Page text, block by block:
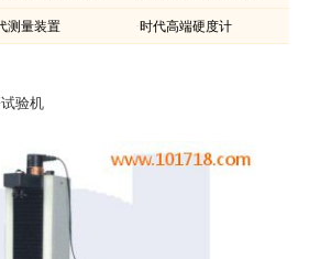
测量装置 ·时代高端硬度计
区-天津滨海开发区-秦皇岛经济开发区-太原经济开
经济开发区-北京时代集团厂家官方网站漕河泾开发
-深圳-杭州-淮安-连云港-西安开发区-兰州开发区-
开发区-石河子开发区-昆山--湛江-萧山-北京时代官
-陕西-邯郸-邢台-保定-张家口-承德-廊坊-呼和浩特-
海-北海-唐山-吉林-苏州-昆山-无锡-青岛开发区-时
区-长沙开发区-萝岗区开发区-广州南沙开发区-惠州
验机